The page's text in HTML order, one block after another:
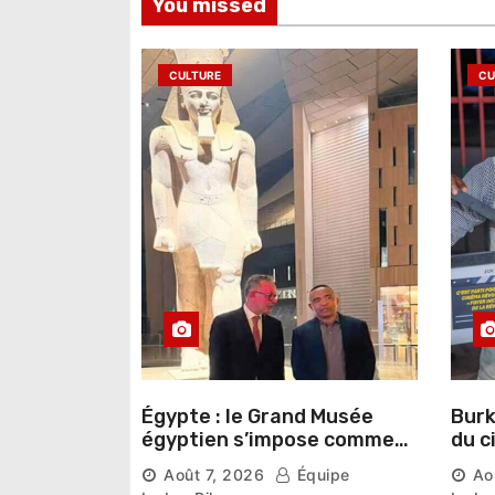
l
’
a
r
t
i
c
l
e
You missed
CULTURE
Égypte : le Grand Musée
égyptien s’impose comme
une vitrine du patrimoine
pharaonique auprès des
Août 7, 2026
Équipe
du